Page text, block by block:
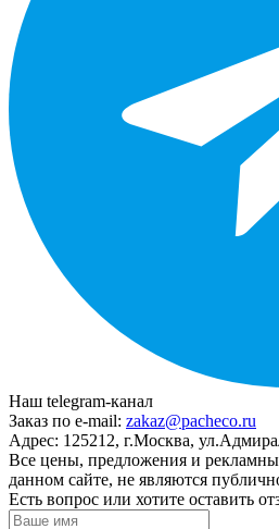
Наш telegram-канал
Заказ по e-mail: zakaz@pacheco.ru
Адрес: 125212, г.Москва,
Все цены, предложения и
данном сайте, не являются
Есть вопрос или хотите оставить